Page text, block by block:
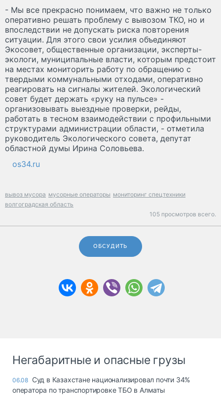
- Мы все прекрасно понимаем, что важно не только
оперативно решать проблему с вывозом ТКО, но и
впоследствии не допускать риска повторения
ситуации. Для этого свои усилия объединяют
Экосовет, общественные организации, эксперты-
экологи, муниципальные власти, которым предстоит
на местах мониторить работу по обращению с
твердыми коммунальными отходами, оперативно
реагировать на сигналы жителей. Экологический
совет будет держать «руку на пульсе» -
организовывать выездные проверки, рейды,
работать в тесном взаимодействии с профильными
структурами администрации области, - отметила
руководитель Экологического совета, депутат
областной думы Ирина Соловьева.
os34.ru
вывоз мусора мусорные операторы мониторинг спецтехники
волгоградская область
105 просмотров всего.
ОБСУДИТЬ
Негабаритные и опасные грузы
06.08 Суд в Казахстане национализировал почти 34%
оператора по транспортировке ТБО в Алматы